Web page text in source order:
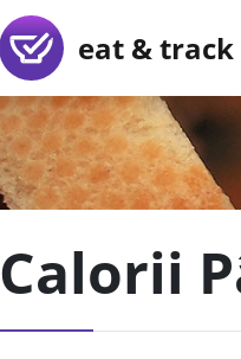
eat & track
Calorii